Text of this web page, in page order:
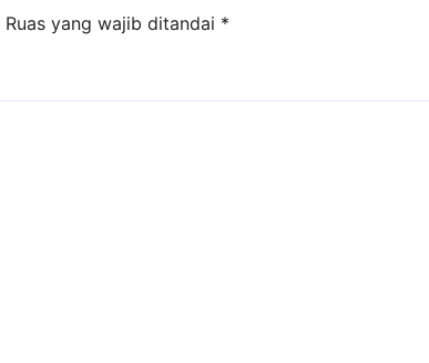
Ruas yang wajib ditandai *